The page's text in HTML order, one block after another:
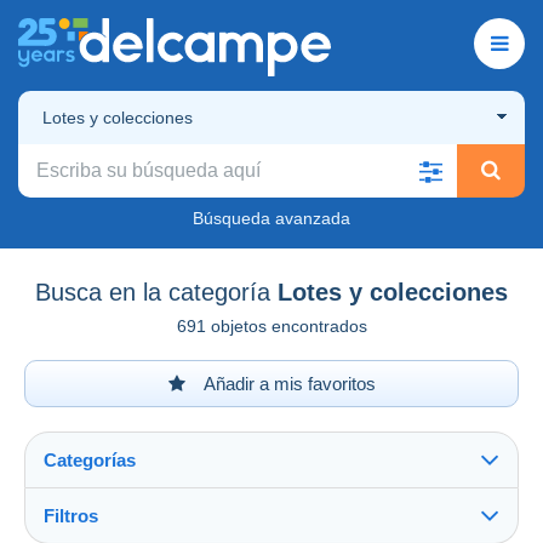
Lotes y colecciones
Búsqueda avanzada
Busca en la categoría Lotes y colecciones
691 objetos encontrados
Añadir a mis favoritos
Categorías
Filtros